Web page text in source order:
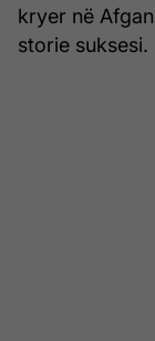
kryer në
storie suksesi.